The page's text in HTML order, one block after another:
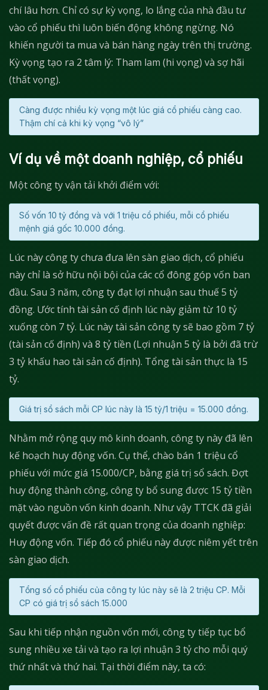
chí lâu hơn. Chỉ có sự kỳ vọng, lo lắng của nhà đầu tư
vào cổ phiếu thì luôn biến động không ngừng. Nó
khiến người ta mua và bán hàng ngày trên thị trường.
Kỳ vọng tạo ra 2 tâm lý: Tham lam (hi vọng) và sợ hãi
(thất vọng).
Càng được nhiều kỳ vọng một lúc giá cổ phiếu càng cao.
Thậm chí cả khi kỳ vọng “vô lý”
Ví dụ về một doanh nghiệp, cổ phiếu
Một công ty vận tải khởi điểm với:
Số vốn 10 tỷ đồng và với 1 triệu cổ phiếu, mỗi cổ phiếu
mệnh giá gốc 10.000 đồng.
Lúc này công ty chưa đưa lên sàn giao dịch, cổ phiếu
này chỉ là sở hữu nội bội của các cổ đông góp vốn ban
đầu. Sau 3 năm, công ty đạt lợi nhuận sau thuế 5 tỷ
đồng. Ước tính tài sản cố định lúc này giảm từ 10 tỷ
xuống còn 7 tỷ. Lúc này tài sản công ty sẽ bao gồm 7 tỷ
(tài sản cố định) và 8 tỷ tiền (Lợi nhuận 5 tỷ là bởi đã trừ
3 tỷ khấu hao tài sản cố định). Tổng tài sản thực là 15
tỷ.
Giá trị sổ sách mỗi CP lúc này là 15 tỷ/1 triệu = 15.000 đồng.
Nhằm mở rộng quy mô kinh doanh, công ty này đã lên
kế hoạch huy động vốn. Cụ thể, chào bán 1 triệu cổ
phiếu với mức giá 15.000/CP, bằng giá trị sổ sách. Đợt
huy động thành công, công ty bổ sung được 15 tỷ tiền
mặt vào nguồn vốn kinh doanh. Như vậy TTCK đã giải
quyết được vấn đề rất quan trọng của doanh nghiệp:
Huy động vốn. Tiếp đó cổ phiếu này được niêm yết trên
sàn giao dịch.
Tổng số cổ phiếu của công ty lúc này sẽ là 2 triệu CP. Mỗi
CP có giá trị sổ sách 15.000
Sau khi tiếp nhận nguồn vốn mới, công ty tiếp tục bổ
sung nhiều xe tải và tạo ra lợi nhuận 3 tỷ cho mỗi quý
thứ nhất và thứ hai. Tại thời điểm này, ta có: